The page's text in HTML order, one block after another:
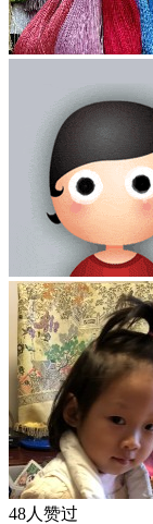
48人赞过